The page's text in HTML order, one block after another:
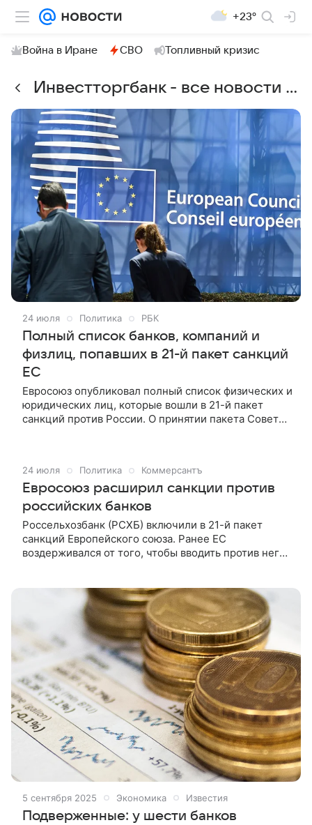
+23°
Война в Иране СВО Топливный кризис
Инвестторгбанк - все новости на сегодня
24 июля Политика РБК
Полный список банков, компаний и
физлиц, попавших в 21-й пакет санкций
ЕС
Евросоюз опубликовал полный список физических и
юридических лиц, которые вошли в 21-й пакет
санкций против России. О принятии пакета Совет
24 июля Политика Коммерсантъ
Евросоюз расширил санкции против
российских банков
Россельхозбанк (РСХБ) включили в 21-й пакет
санкций Европейского союза. Ранее ЕС
воздерживался от того, чтобы вводить против него
зерна и сельхозпродукции.
5 сентября 2025 Экономика Известия
Подверженные: у шести банков